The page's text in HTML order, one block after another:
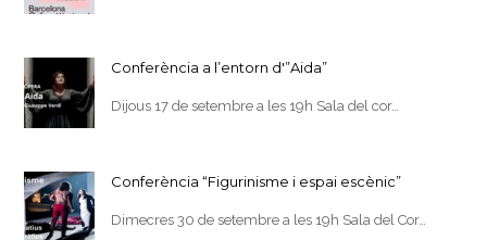
Conferència a l’entorn d'”Aida”
Dijous 17 de setembre a les 19h Sala del cor…
Conferència “Figurinisme i espai escènic”
Dimecres 30 de setembre a les 19h Sala del Cor…